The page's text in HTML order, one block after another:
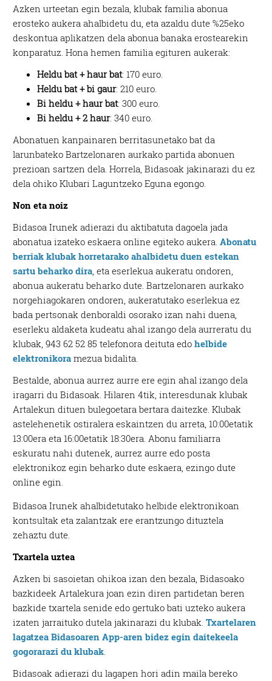
Azken urteetan egin bezala, klubak familia abonua
erosteko aukera ahalbidetu du, eta azaldu dute %25eko
deskontua aplikatzen dela abonua banaka erostearekin
konparatuz. Hona hemen familia egituren aukerak:
Heldu bat + haur bat: 170 euro.
Heldu bat + bi gaur: 210 euro.
Bi heldu + haur bat: 300 euro.
Bi heldu + 2 haur: 340 euro.
Abonatuen kanpainaren berritasunetako bat da
larunbateko Bartzelonaren aurkako partida abonuen
prezioan sartzen dela. Horrela, Bidasoak jakinarazi du ez
dela ohiko Klubari Laguntzeko Eguna egongo.
Non eta noiz
Bidasoa Irunek adierazi du aktibatuta dagoela jada
abonatua izateko eskaera online egiteko aukera.Abonatu
berriak klubak horretarako ahalbidetu duen estekan
sartu beharko dira, eta eserlekua aukeratu ondoren,
abonua aukeratu beharko dute. Bartzelonaren aurkako
norgehiagokaren ondoren, aukeratutako eserlekua ez
bada pertsonak denboraldi osorako izan nahi duena,
eserleku aldaketa kudeatu ahal izango dela aurreratu du
klubak, 943 62 52 85 telefonora deituta edohelbide
elektronikora mezua bidalita.
Bestalde, abonua aurrez aurre ere egin ahal izango dela
iragarri du Bidasoak. Hilaren 4tik, interesdunak klubak
Artalekun dituen bulegoetara bertara daitezke. Klubak
astelehenetik ostiralera eskaintzen du arreta, 10:00etatik
13:00era eta 16:00etatik 18:30era. Abonu familiarra
eskuratu nahi dutenek, aurrez aurre edo posta
elektronikoz egin beharko dute eskaera, ezingo dute
online egin.
Bidasoa Irunek ahalbidetutako helbide elektronikoan
kontsultak eta zalantzak ere erantzungo dituztela
zehaztu dute.
Txartela uztea
Azken bi sasoietan ohikoa izan den bezala, Bidasoako
bazkideek Artalekura joan ezin diren partidetan beren
bazkide txartela senide edo gertuko bati uzteko aukera
izaten jarraituko dutela jakinarazi du klubak.Txartelaren
lagatzea Bidasoaren App-aren bidez egin daitekeela
gogorarazi du klubak.
Bidasoak adierazi du lagapen hori adin maila bereko